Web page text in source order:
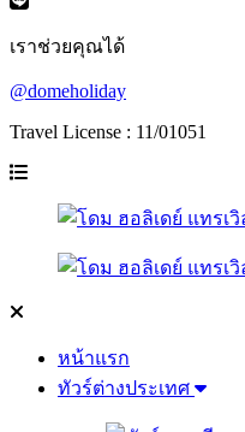
เราช่วยคุณได้
@domeholiday
Travel License : 11/01051
หน้าแรก
ทัวร์ต่างประเทศ